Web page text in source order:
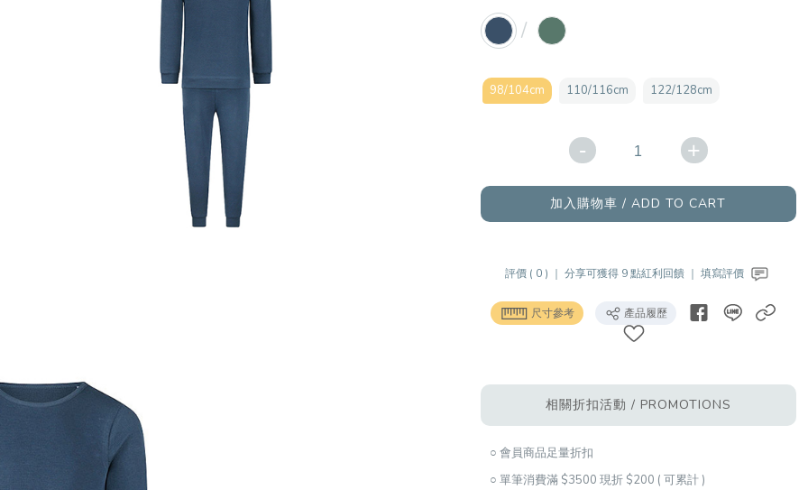
/
98/104cm 110/116cm 122/128cm
- +
加入購物車 / ADD TO CART
評價 ( 0 ) ｜ 分享可獲得 9 點紅利回饋 ｜ 填寫評價
尺寸參考 產品履歷
相關折扣活動 / PROMOTIONS
○ 會員商品足量折扣
○ 單筆消費滿 $3500 現折 $200 ( 可累計 )